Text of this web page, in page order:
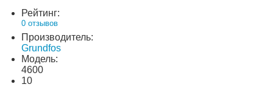
Рейтинг:
0 отзывов
Производитель:
Grundfos
Модель:
4600
10